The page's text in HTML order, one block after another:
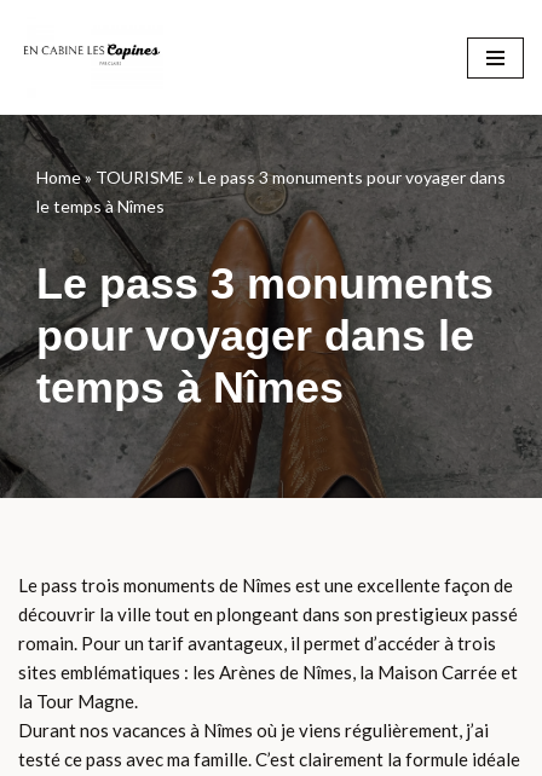
contenu
Home» TOURISME»Le pass 3 monuments pour voyager dans
le temps à Nîmes
Le pass 3 monuments
pour voyager dans le
temps à Nîmes
Le pass trois monuments de Nîmes est une excellente façon de
découvrir la ville tout en plongeant dans son prestigieux passé
romain. Pour un tarif avantageux, il permet d’accéder à trois
sites emblématiques : les Arènes de Nîmes, la Maison Carrée et
la Tour Magne.
Durant nos vacances à Nîmes où je viens régulièrement, j’ai
testé ce pass avec ma famille. C’est clairement la formule idéale